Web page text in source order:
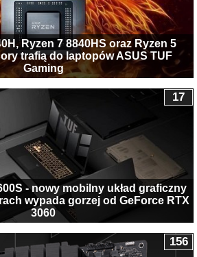
Ryzen 7 8840HS oraz Ryzen 5
trafią do laptopów ASUS TUF
Gaming
- nowy mobilny układ graficzny
wypada gorzej od GeForce RTX
3060
17
156